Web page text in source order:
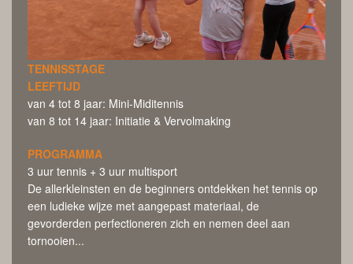
TENNISSTAGE
LEEFTIJD
van 4 tot 8 jaar: Mini-Miditennis
van 8 tot 14 jaar: Initiatie & Vervolmaking
PROGRAMMA
3 uur tennis + 3 uur multisport
De allerkleinsten en de beginners ontdekken het tennis op
een ludieke wijze met aangepast materiaal, de
gevorderden perfectioneren zich en nemen deel aan
tornooien...